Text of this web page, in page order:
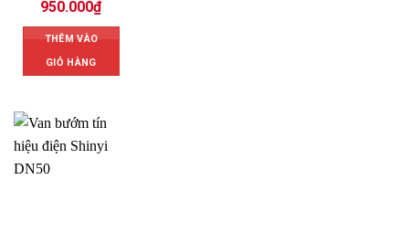
950.000₫
THÊM VÀO
GIỎ HÀNG